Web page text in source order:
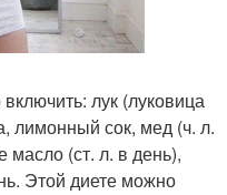
лук (луковица
лимонный сок, мед (ч. л.
масло (ст. л. в день),
Этой диете можно